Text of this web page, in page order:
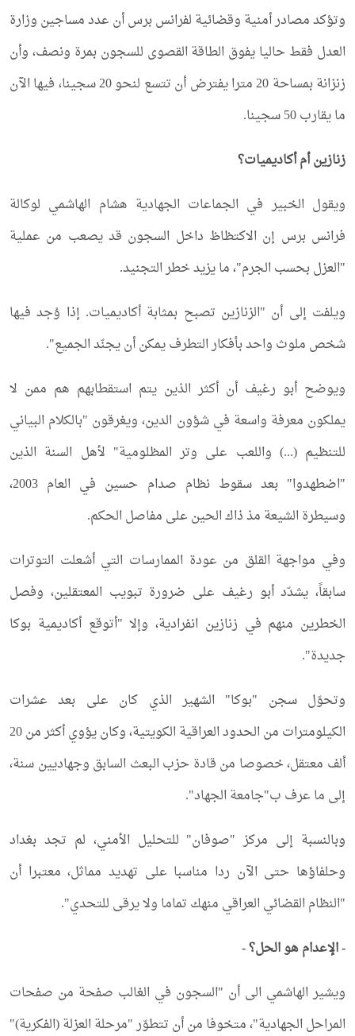
وتؤكد مصادر أمنية وقضائية لفرانس برس أن عدد مساجين وزارة
العدل فقط حاليا يفوق الطاقة القصوى للسجون بمرة ونصف، وأن
زنزانة بمساحة 20 مترا يفترض أن تتسع لنحو 20 سجينا، فيها الآن
ما يقارب 50 سجينا.
زنازين أم أكاديميات؟
ويقول الخبير في الجماعات الجهادية هشام الهاشمي لوكالة
فرانس برس إن الاكتظاظ داخل السجون قد يصعب من عملية
"العزل بحسب الجرم"، ما يزيد خطر التجنيد.
ويلفت إلى أن "الزنازين تصبح بمثابة أكاديميات. إذا وُجد فيها
شخص ملوث واحد بأفكار التطرف يمكن أن يجنّد الجميع".
ويوضح أبو رغيف أن أكثر الذين يتم استقطابهم هم ممن لا
يملكون معرفة واسعة في شؤون الدين، ويغرقون "بالكلام البياني
للتنظيم (...) واللعب على وتر المظلومية" لأهل السنة الذين
"اضطهدوا" بعد سقوط نظام صدام حسين في العام 2003،
وسيطرة الشيعة مذ ذاك الحين على مفاصل الحكم.
وفي مواجهة القلق من عودة الممارسات التي أشعلت التوترات
سابقاً، يشدّد أبو رغيف على ضرورة تبويب المعتقلين، وفصل
الخطرين منهم في زنازين انفرادية، وإلا "أتوقع أكاديمية بوكا
جديدة".
وتحوّل سجن "بوكا" الشهير الذي كان على بعد عشرات
الكيلومترات من الحدود العراقية الكويتية، وكان يؤوي أكثر من 20
ألف معتقل، خصوصا من قادة حزب البعث السابق وجهاديين سنة،
إلى ما عرف ب"جامعة الجهاد".
وبالنسبة إلى مركز "صوفان" للتحليل الأمني، لم تجد بغداد
وحلفاؤها حتى الآن ردا مناسبا على تهديد مماثل، معتبرا أن
"النظام القضائي العراقي منهك تماما ولا يرقى للتحدي".
- الإعدام هو الحل؟ -
ويشير الهاشمي الى أن "السجون في الغالب صفحة من صفحات
المراحل الجهادية"، متخوفا من أن تتطوّر "مرحلة العزلة (الفكرية)"